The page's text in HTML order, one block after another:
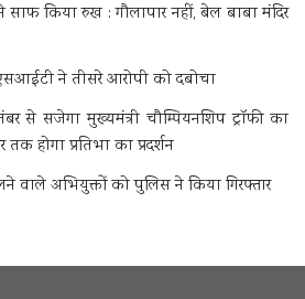
साफ किया रुख : गौलापार नहीं, बेल बाबा मंदिर
एसआईटी ने तीसरे आरोपी को दबोचा
से सजेगा मुख्यमंत्री चौम्पियनशिप ट्रॉफी का
होगा प्रतिभा का प्रदर्शन
वाले अभियुक्तों को पुलिस ने किया गिरफ्तार